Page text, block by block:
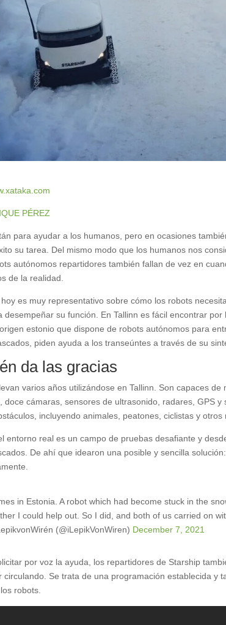
PÉREZ
para ayudar a los humanos, pero en ocasiones
su tarea. Del mismo modo que los humanos nos
autónomos repartidores también fallan de vez en
de la realidad.
es muy representativo sobre cómo los robots
desempeñar su función. En Tallinn es fácil encontrar
estonio que dispone de robots autónomos para
piden ayuda a los transeúntes a través de su
da las gracias
varios años utilizándose en Tallinn. Son capaces
doce cámaras, sensores de ultrasonido, radares, GPS
incluyendo animales, peatones, ciclistas y otros
entorno real es un campo de pruebas desafiante y
De ahí que idearon una posible y sencilla
in Estonia. A robot which had become stuck in the
I could help out. So I did, and both of us carried on
(@iLepikVonWiren) December 7, 2021
por voz la ayuda, los repartidores de Starship
circulando. Se trata de una programación establecida y
robots.